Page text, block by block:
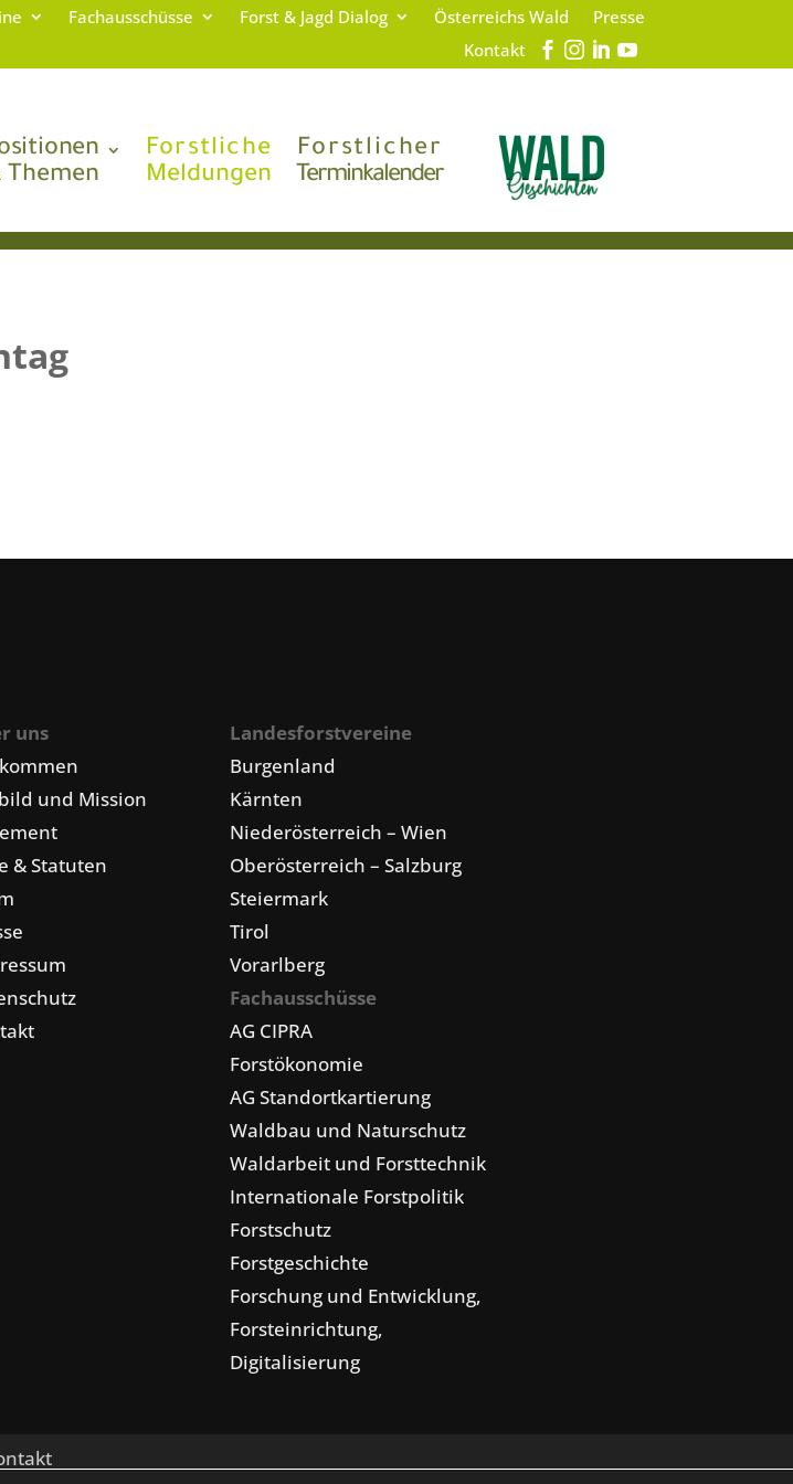
Fachausschüsse Forst & Jagd Dialog Österreichs Wald
Presse
Kontakt
Themen
Forstliche
Meldungen
Forstlicher
Terminkalender
uns
und Mission
& Statuten
Landesforstvereine
Burgenland
Kärnten
Niederösterreich – Wien
Oberösterreich – Salzburg
Steiermark
Tirol
Vorarlberg
Fachausschüsse
AG CIPRA
Forstökonomie
AG Standortkartierung
Waldbau und Naturschutz
Waldarbeit und Forsttechnik
Internationale Forstpolitik
Forstschutz
Forstgeschichte
Forschung und Entwicklung,
Forsteinrichtung,
Digitalisierung